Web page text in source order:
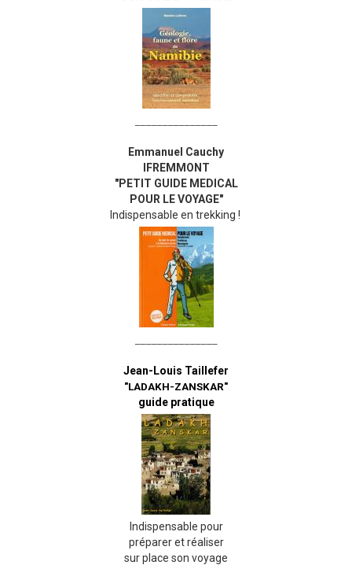
Emmanuel Cauchy
IFREMMONT
"PETIT GUIDE MEDICAL
POUR LE VOYAGE"
Indispensable en trekking !
Jean-Louis Taillefer
"LADAKH-ZANSKAR"
guide pratique
Indispensable pour
préparer et réaliser
sur place son voyage